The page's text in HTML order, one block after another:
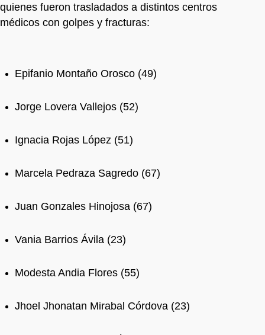
quienes fueron trasladados a distintos centros
médicos con golpes y fracturas:
Epifanio Montaño Orosco (49)
Jorge Lovera Vallejos (52)
Ignacia Rojas López (51)
Marcela Pedraza Sagredo (67)
Juan Gonzales Hinojosa (67)
Vania Barrios Ávila (23)
Modesta Andia Flores (55)
Jhoel Jhonatan Mirabal Córdova (23)